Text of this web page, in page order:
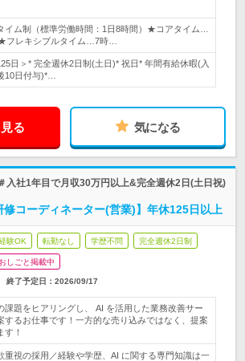
イム制（標準労働時間：1日8時間）★コアタイム…
フレキシブルタイム…7時…
日＞* 完全週休2日制(土日)* 祝日* 年間有給休暇(入
10日付与)*…
る 気になる
入社1年目で月収30万円以上&完全週休2日(土日祝)
コーディネーター(営業)】年休125日以上
験OK 転勤なし 学歴不問 完全週休2日制
しごと掲載中
終了予定日： 2026/09/17
課題をヒアリングし、 AI を活用した業務改善サー
するお仕事です！一方的な売り込みではなく、提案
す！
重視の採用／経験や学歴、AI に関する専門知識は一